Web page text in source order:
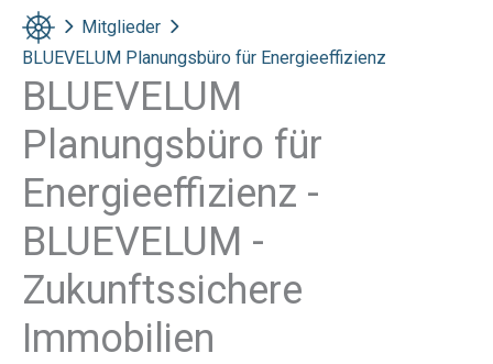
Mitglieder
BLUEVELUM Planungsbüro für Energieeffizienz
BLUEVELUM
Planungsbüro für
Energieeffizienz -
BLUEVELUM -
Zukunftssichere
Immobilien